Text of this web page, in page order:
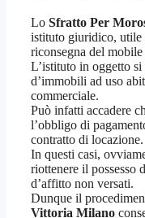
Lo Sfratto Per
istituto giuridico, utile
riconsegna del mobile
L’istituto in oggetto
d’immobili ad uso
commerciale.
Può infatti accadere
l’obbligo di
contratto di locazione.
In questi casi,
riottenere il possesso
d’affitto non versati.
Dunque il
Vittoria Milano